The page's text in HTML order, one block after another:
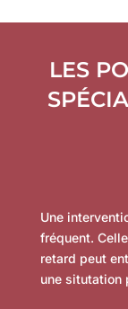
LES
Une
fréquent.
retard peut
une situtation